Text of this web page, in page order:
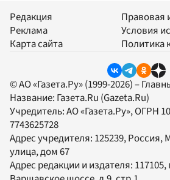
Редакция
Реклама
Карта сайта
Правовая
Условия
Политика
© АО «Газета.Ру» (1999-2026) –
Название: Газета.Ru (Gazeta.Ru)
Учредитель:АО «Газета.Ру», ОГРН
7743625728
Адрес учредителя: 125239, Россия,
улица, дом 67
Адрес редакции и издателя: 117105,